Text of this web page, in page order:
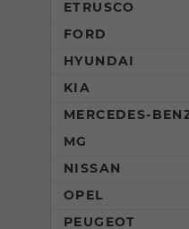
ETRUSCO
FORD
HYUNDAI
KIA
MERCEDES-
MG
NISSAN
OPEL
PEUGEOT